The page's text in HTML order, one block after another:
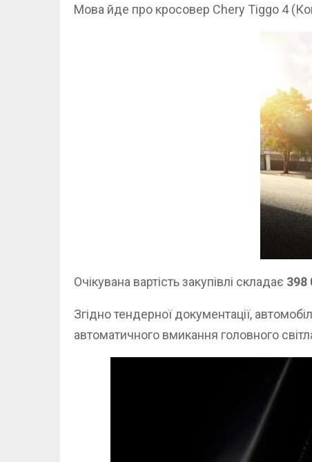
Мова йде про кросовер Chery Tiggo 4
Очікувана вартість закупівлі складає 398
Згідно тендерної документації,
автоматичного вмикання головного